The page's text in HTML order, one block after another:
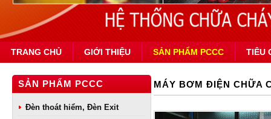
TRANG CHỦ GIỚI THIỆU SẢN PHẨM PCCC TIÊU
SẢN PHẨM PCCC
Đèn thoát hiểm, Đèn Exit
MÁY BƠM ĐIỆN CHỮA